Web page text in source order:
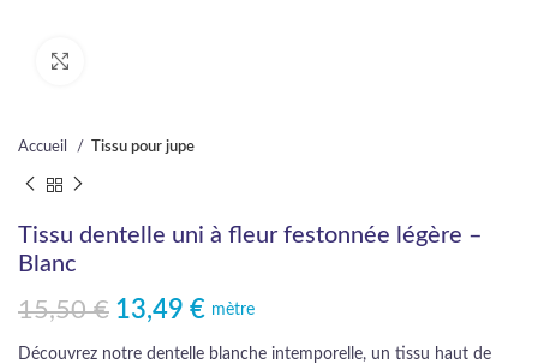
Accueil Tissu pour jupe
Tissu dentelle uni à fleur festonnée légère –
Blanc
15,50€
Le prix initial était : 15,50 €.
13,49 €
Le prix actuel est : 13,49 €.mètre
Découvrez notre dentelle blanche intemporelle, un tissu haut de